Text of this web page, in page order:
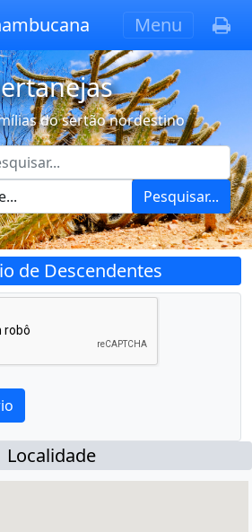
Menu
do sertão nordestino
Pesquisar...
de Descendentes
Localidade